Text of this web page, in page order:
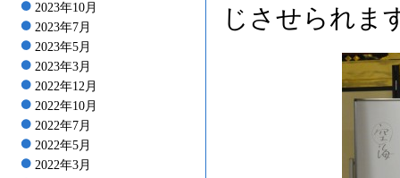
2023年10月
2023年7月
2023年5月
2023年3月
2022年12月
2022年10月
2022年7月
2022年5月
2022年3月
じさせられま